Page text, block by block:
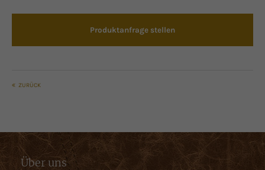
Produktanfrage stellen
ZURÜCK
Über uns